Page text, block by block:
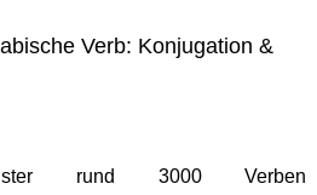
Verb: Konjugation &
rund 3000 Verben